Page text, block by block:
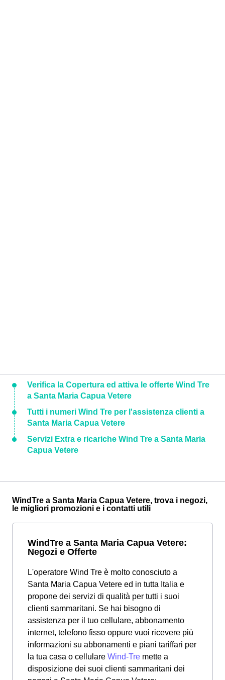
Verifica la Copertura ed attiva le offerte Wind Tre
a Santa Maria Capua Vetere
Tutti i numeri Wind Tre per l'assistenza clienti a
Santa Maria Capua Vetere
Servizi Extra e ricariche Wind Tre a Santa Maria
Capua Vetere
WindTre a Santa Maria Capua Vetere, trova i negozi,
le migliori promozioni e i contatti utili
WindTre a Santa Maria Capua Vetere:
Negozi e Offerte
L'operatore Wind Tre è molto conosciuto a
Santa Maria Capua Vetere ed in tutta Italia e
propone dei servizi di qualità per tutti i suoi
clienti sammaritani. Se hai bisogno di
assistenza per il tuo cellulare, abbonamento
internet, telefono fisso oppure vuoi ricevere più
informazioni su abbonamenti e piani tariffari per
la tua casa o cellulare Wind-Tre mette a
disposizione dei suoi clienti sammaritani dei